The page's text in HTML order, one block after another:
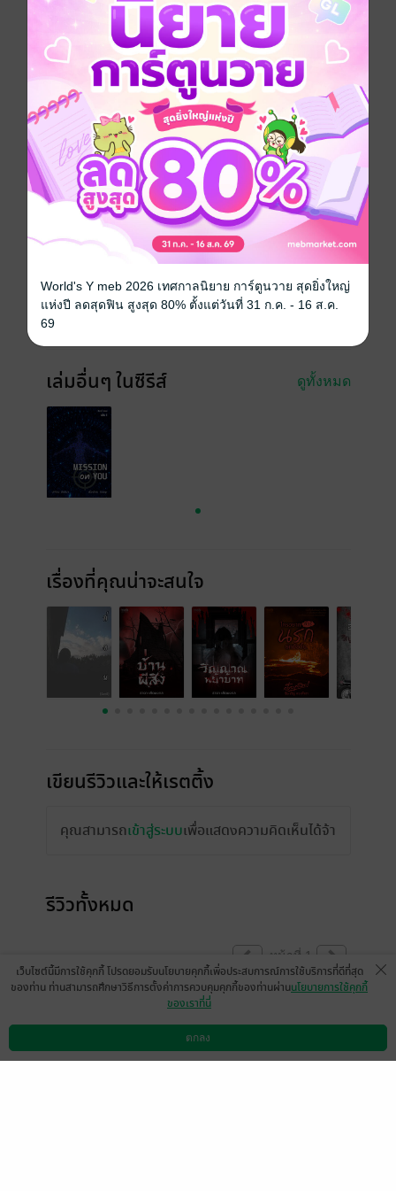
ซื้อเป็นของขวัญ ติดตาม แชร์
เมื่อภารกิจช่วยเหลือลูกชายผู้อำนวยการ กลายเป็นการเปิด
เผยความลับมากมายที่พวกเขาไม่เคยรู้
Boy love / Yaoi แฟนตาซี
ซีรีส์ Mission on You
ประเภทไฟล์ pdf, epub
04 กันยายน 2565
ความยาว 344 หน้า (≈ 86,276 คำ)
ราคาปก
เล่มอื่นๆ ในซีรีส์ ดูทั้งหมด
เรื่องที่คุณน่าจะสนใจ
เขียนรีวิวและให้เรตติ้ง
คุณสามารถเข้าสู่ระบบเพื่อแสดงความคิดเห็นได้จ้า
รีวิวทั้งหมด
หน้าที่ 1
ได้ เนื้อเรื่องล้ำมากก จินตนาการในหัวเหมือนดู
ดาวน์โหลดแอป วิธีการใช้งาน ติดต่อเรา
เว็บไซต์นี้มีการใช้คุกกี้ โปรดยอมรับนโยบายคุกกี้เพื่อประสบการณ์การใช้บริการที่ดีที่สุด
ของท่าน ท่านสามารถศึกษาวิธีการตั้งค่าการควบคุมคุกกี้ของท่านผ่านนโยบายการใช้คุกกี้
ของเราที่นี่
ตกลง
World's Y meb 2026 เทศกาลนิยาย การ์ตูนวาย สุดยิ่งใหญ่
แห่งปี ลดสุดฟิน สูงสุด 80% ตั้งแต่วันที่ 31 ก.ค. - 16 ส.ค.
69